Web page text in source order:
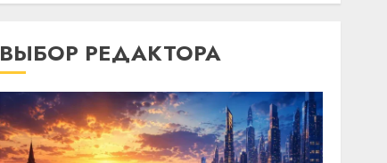
ВЫБОР РЕДАКТОРА